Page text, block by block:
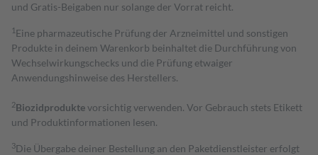
und Gratis-Beigaben nur solange der Vorrat reicht.
1 Eine pharmazeutische Prüfung der Arzneimittel und sonstigen
Produkte in deinem Warenkorb beinhaltet die Durchführung von
Wechselwirkungschecks und die Prüfung etwaiger
Anwendungshinweise des Herstellers.
2Biozidproduktevorsichtig verwenden. Vor Gebrauch stets Etikett
und Produktinformationen lesen.
3Die Übergabe deiner Bestellung an den Paketdienstleister erfolgt